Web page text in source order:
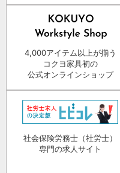
4,000アイテム以上が揃う
コクヨ家具初の
公式オンラインショップ
社会保険労務士（社労士）
専門の求人サイト